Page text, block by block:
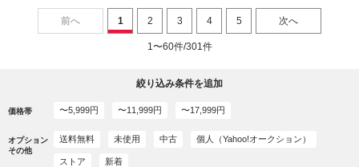
前へ 1 2 3 4 5 次へ
1〜60件/301件
絞り込み条件を追加
価格帯 〜5,999円 〜11,999円 〜17,999円
オプション
その他
送料無料 未使用 中古 個人（Yahoo!オークション）
ストア 新着